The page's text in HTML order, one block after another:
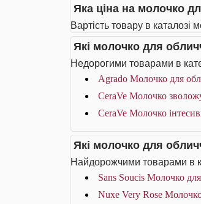
Яка ціна на молочко
Вартість товару в каталозі
Які молочко для
Недорогими товарами в
Agrado Молочко для
CeraVe Молочко
CeraVe Молочко
Які молочко для
Найдорожчими товарами в
Sans Soucis Молочко
Nuxe Very Rose